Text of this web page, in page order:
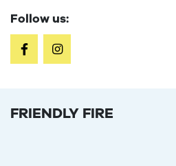
Follow us:
FRIENDLY FIRE